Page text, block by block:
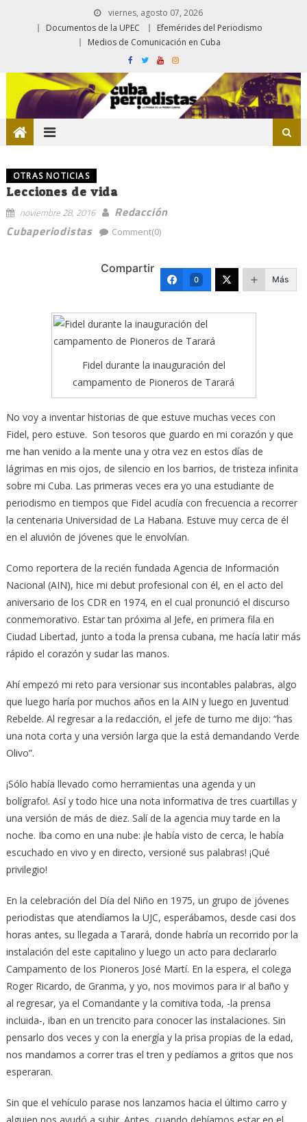
viernes, agosto 07, 2026
Documentos de la UPEC
Efemérides del Periodismo
Medios de Comunicación en Cuba
OTRAS NOTICIAS
Lecciones de vida
noviembre 28, 2016
Redacción
Cubaperiodistas
Comment(0)
Compartir
0 Más
Fidel durante la inauguración del
campamento de Pioneros de Tarará
No voy a inventar historias de que estuve muchas veces con
Fidel, pero estuve. Son tesoros que guardo en mi corazón y que
me han venido a la mente una y otra vez en estos días de
lágrimas en mis ojos, de silencio en los barrios, de tristeza infinita
sobre mi Cuba. Las primeras veces era yo una estudiante de
periodismo en tiempos que Fidel acudía con frecuencia a recorrer
la centenaria Universidad de La Habana. Estuve muy cerca de él
en el aluvión de jóvenes que le envolvían.
Como reportera de la recién fundada Agencia de Información
Nacional (AIN), hice mi debut profesional con él, en el acto del
aniversario de los CDR en 1974, en el cual pronunció el discurso
conmemorativo. Estar tan próxima al Jefe, en primera fila en
Ciudad Libertad, junto a toda la prensa cubana, me hacía latir más
rápido el corazón y sudar las manos.
Ahí empezó mi reto para versionar sus incontables palabras, algo
que luego haría por muchos años en la AIN y luego en Juventud
Rebelde. Al regresar a la redacción, el jefe de turno me dijo: “has
una nota corta y una versión larga que la está demandando Verde
Olivo”.
¡Sólo había llevado como herramientas una agenda y un
bolígrafo!. Así y todo hice una nota informativa de tres cuartillas y
una versión de más de diez. Salí de la agencia muy tarde en la
noche. Iba como en una nube: ¡le había visto de cerca, le había
escuchado en vivo y en directo, versioné sus palabras! ¡Qué
privilegio!
En la celebración del Día del Niño en 1975, un grupo de jóvenes
periodistas que atendíamos la UJC, esperábamos, desde casi dos
horas antes, su llegada a Tarará, donde habría un recorrido por la
instalación del este capitalino y luego un acto para declararlo
Campamento de los Pioneros José Martí. En la espera, el colega
Roger Ricardo, de Granma, y yo, nos movimos para ir al baño y
al regresar, ya el Comandante y la comitiva toda, -la prensa
incluida-, iban en un trencito para conocer las instalaciones. Sin
pensarlo dos veces y con la energía y la prisa propias de la edad,
nos mandamos a correr tras el tren y pedíamos a gritos que nos
esperaran.
Sin que el vehículo parase nos lanzamos hacia el último carro y